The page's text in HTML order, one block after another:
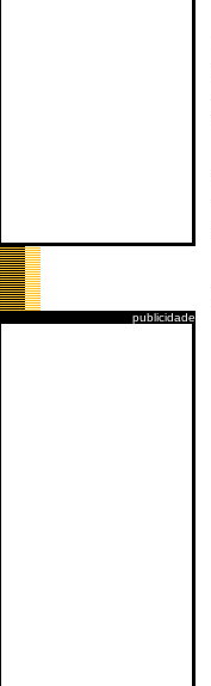
publicidade